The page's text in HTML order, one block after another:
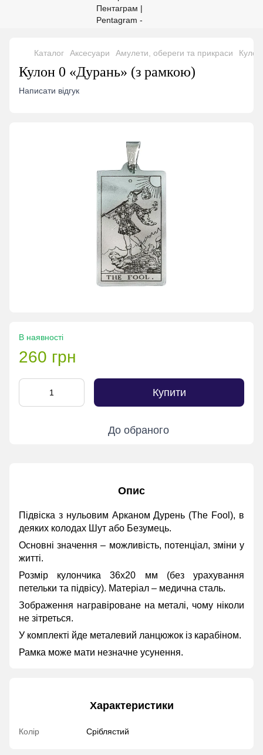
Каталог Аксесуари Амулети, обереги та прикраси
Кулон 0 «Дурань» (з рамкою)
Написати відгук
В наявності
260 грн
Купити
До обраного
Опис
Підвіска з нульовим Арканом Дурень (The Fool), в
деяких колодах Шут або Безумець.
Основні значення – можливість, потенціал, зміни у
житті.
Розмір кулончика 36х20 мм (без урахування
петельки та підвісу). Матеріал – медична сталь.
Зображення награвіроване на металі, чому ніколи
не зітреться.
У комплекті йде металевий ланцюжок із карабіном.
Рамка може мати незначне усунення.
Характеристики
Колір Сріблястий